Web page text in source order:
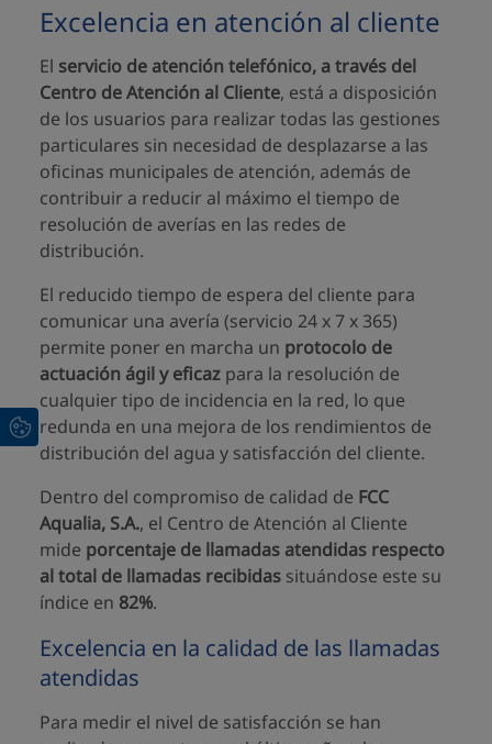
Excelencia en atención al cliente
El servicio de atención telefónico, a través del
Centro de Atención al Cliente, está a disposición
de los usuarios para realizar todas las gestiones
particulares sin necesidad de desplazarse a las
oficinas municipales de atención, además de
contribuir a reducir al máximo el tiempo de
resolución de averías en las redes de
distribución.
El reducido tiempo de espera del cliente para
comunicar una avería (servicio 24 x 7 x 365)
permite poner en marcha un protocolo de
actuación ágil y eficaz para la resolución de
cualquier tipo de incidencia en la red, lo que
redunda en una mejora de los rendimientos de
distribución del agua y satisfacción del cliente.
Dentro del compromiso de calidad de FCC
Aqualia, S.A., el Centro de Atención al Cliente
mide porcentaje de llamadas atendidas respecto
al total de llamadas recibidas situándose este su
índice en 82%.
Excelencia en la calidad de las llamadas
atendidas
Para medir el nivel de satisfacción se han